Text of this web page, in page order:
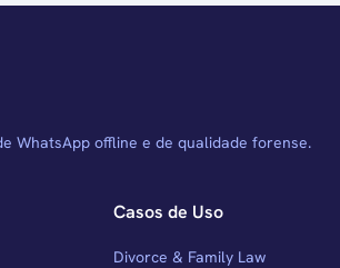
WhatsApp offline e de qualidade forense.
Casos de Uso
Divorce & Family Law